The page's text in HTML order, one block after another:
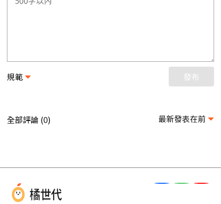
規範 發布
全部評論 (0) 最新發表在前